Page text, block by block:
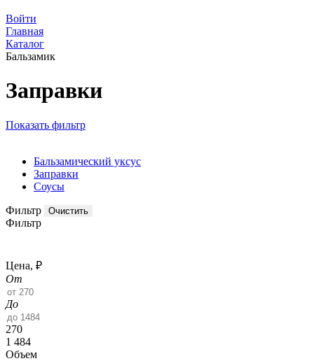
Войти
Главная
Каталог
Бальзамик
Заправки
Показать фильтр
Бальзамический уксус
Заправки
Соусы
Фильтр
Фильтр
Цена, ₽
От
До
270
1 484
Объем